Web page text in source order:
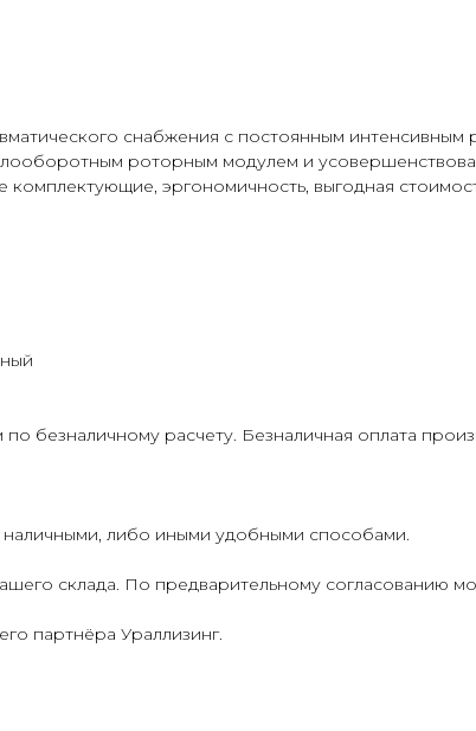
снабжения с постоянным интенсивным
роторным модулем и
эргономичность, выгодная
безналичному расчету. Безналичная оплата
либо иными удобными способами.
склада. По предварительному согласованию
партнёра Ураллизинг.